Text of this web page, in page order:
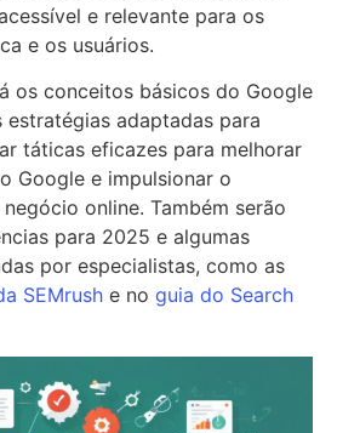
e relevante para os
e os usuários.
os conceitos básicos do Google
estratégias adaptadas para
táticas eficazes para melhorar
Google e impulsionar o
online. Também serão
para 2025 e algumas
por especialistas, como as
SEMrush e no guia do Search